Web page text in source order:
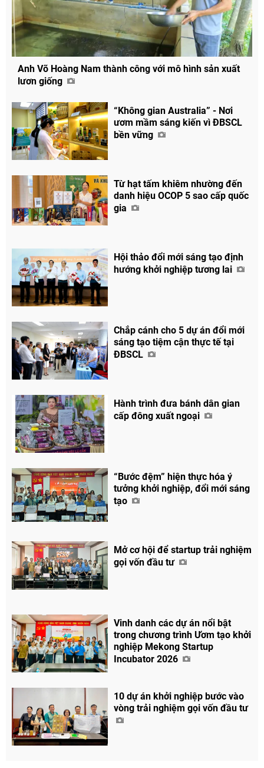
Anh Võ Hoàng Nam thành công với mô hình sản xuất
lươn giống
“Không gian Australia” - Nơi
ươm mầm sáng kiến vì ĐBSCL
bền vững
Từ hạt tấm khiêm nhường đến
danh hiệu OCOP 5 sao cấp quốc
gia
Hội thảo đổi mới sáng tạo định
hướng khởi nghiệp tương lai
Chắp cánh cho 5 dự án đổi mới
sáng tạo tiệm cận thực tế tại
ĐBSCL
Hành trình đưa bánh dân gian
cấp đông xuất ngoại
“Bước đệm” hiện thực hóa ý
tưởng khởi nghiệp, đổi mới sáng
tạo
Mở cơ hội để startup trải nghiệm
gọi vốn đầu tư
Vinh danh các dự án nổi bật
trong chương trình Ươm tạo khởi
nghiệp Mekong Startup
Incubator 2026
10 dự án khởi nghiệp bước vào
vòng trải nghiệm gọi vốn đầu tư